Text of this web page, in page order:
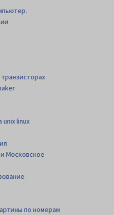
unix linux
Московское
по номерам